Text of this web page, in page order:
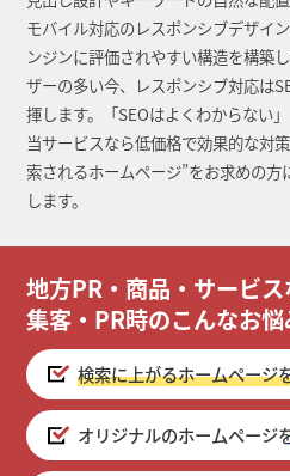
モバイル対応のレスポンシブデザイ
ンジンに評価されやすい構造を構築
ザーの多い今、レスポンシブ対応は
揮します。「SEOはよくわからない
当サービスなら低価格で効果的な対
索されるホームページ”をお求めの
します。
地方PR・商品・サービ
集客・PR時のこんなお
検索に上がるホームページ
オリジナルのホームページ